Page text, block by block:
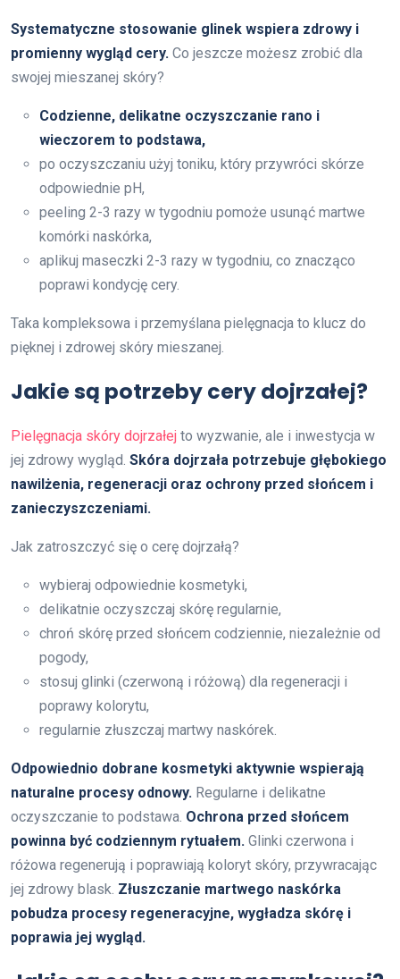
Systematyczne stosowanie glinek wspiera zdrowy i
promienny wygląd cery. Co jeszcze możesz zrobić dla
swojej mieszanej skóry?
Codzienne, delikatne oczyszczanie rano i
wieczorem to podstawa,
po oczyszczaniu użyj toniku, który przywróci skórze
odpowiednie pH,
peeling 2-3 razy w tygodniu pomoże usunąć martwe
komórki naskórka,
aplikuj maseczki 2-3 razy w tygodniu, co znacząco
poprawi kondycję cery.
Taka kompleksowa i przemyślana pielęgnacja to klucz do
pięknej i zdrowej skóry mieszanej.
Jakie są potrzeby cery dojrzałej?
Pielęgnacja skóry dojrzałej to wyzwanie, ale i inwestycja w
jej zdrowy wygląd. Skóra dojrzała potrzebuje głębokiego
nawilżenia, regeneracji oraz ochrony przed słońcem i
zanieczyszczeniami.
Jak zatroszczyć się o cerę dojrzałą?
wybieraj odpowiednie kosmetyki,
delikatnie oczyszczaj skórę regularnie,
chroń skórę przed słońcem codziennie, niezależnie od
pogody,
stosuj glinki (czerwoną i różową) dla regeneracji i
poprawy kolorytu,
regularnie złuszczaj martwy naskórek.
Odpowiednio dobrane kosmetyki aktywnie wspierają
naturalne procesy odnowy. Regularne i delikatne
oczyszczanie to podstawa. Ochrona przed słońcem
powinna być codziennym rytuałem. Glinki czerwona i
różowa regenerują i poprawiają koloryt skóry, przywracając
jej zdrowy blask. Złuszczanie martwego naskórka
pobudza procesy regeneracyjne, wygładza skórę i
poprawia jej wygląd.